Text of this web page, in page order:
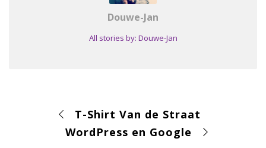
Douwe-Jan
All stories by: Douwe-Jan
T-Shirt Van de Straat
WordPress en Google